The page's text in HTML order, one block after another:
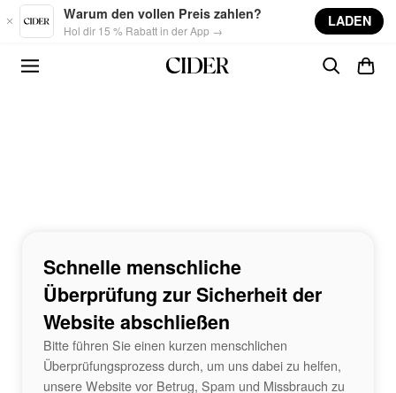
Skip to main content
Warum den vollen Preis zahlen?
Hol dir 15 % Rabatt in der App →
LADEN
Schnelle menschliche
Überprüfung zur Sicherheit der
Website abschließen
Bitte führen Sie einen kurzen menschlichen
Überprüfungsprozess durch, um uns dabei zu helfen,
unsere Website vor Betrug, Spam und Missbrauch zu